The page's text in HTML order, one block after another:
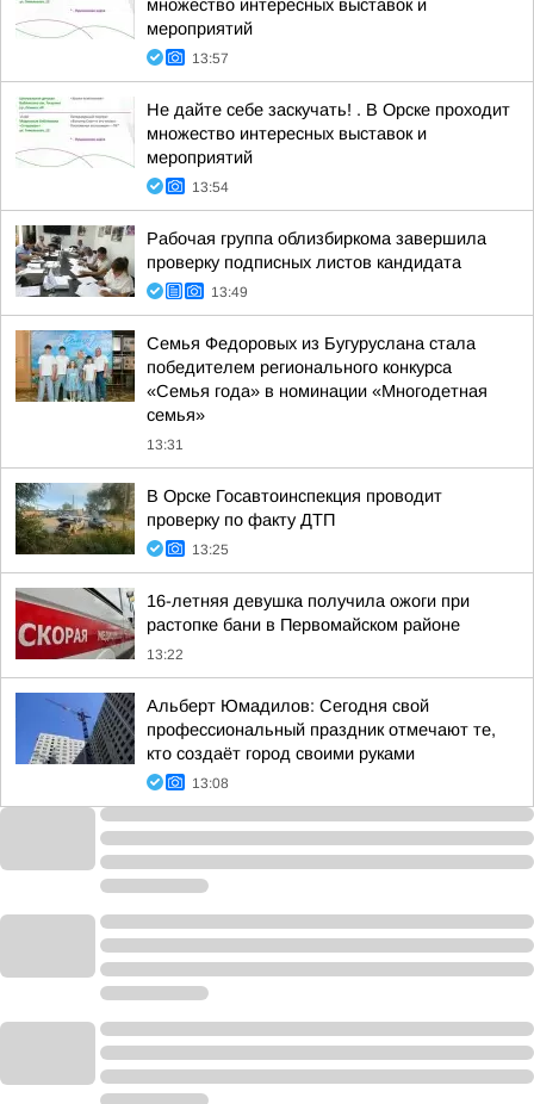
множество интересных выставок и
мероприятий
13:57
Не дайте себе заскучать! . В Орске проходит
множество интересных выставок и
мероприятий
13:54
Рабочая группа облизбиркома завершила
проверку подписных листов кандидата
13:49
Семья Федоровых из Бугуруслана стала
победителем регионального конкурса
«Семья года» в номинации «Многодетная
семья»
13:31
В Орске Госавтоинспекция проводит
проверку по факту ДТП
13:25
16-летняя девушка получила ожоги при
растопке бани в Первомайском районе
13:22
Альберт Юмадилов: Сегодня свой
профессиональный праздник отмечают те,
кто создаёт город своими руками
13:08